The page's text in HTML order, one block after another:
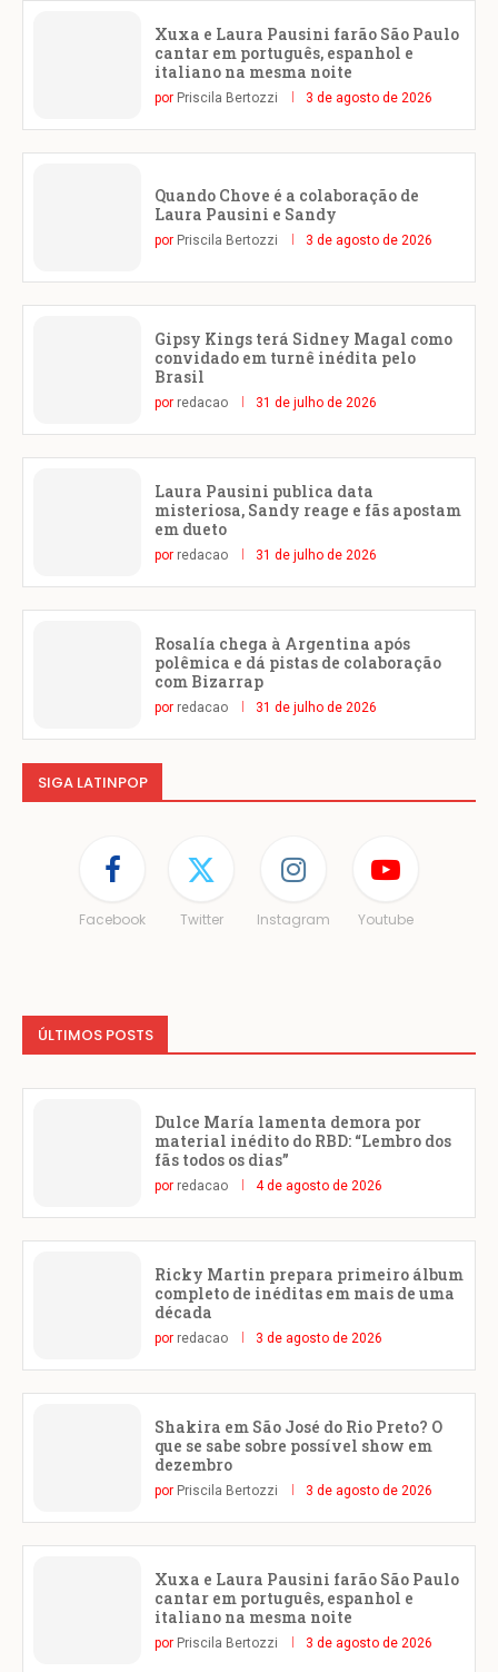
Xuxa e Laura Pausini farão São Paulo
cantar em português, espanhol e
italiano na mesma noite
por Priscila Bertozzi 3 de agosto de 2026
Quando Chove é a colaboração de
Laura Pausini e Sandy
por Priscila Bertozzi 3 de agosto de 2026
Gipsy Kings terá Sidney Magal como
convidado em turnê inédita pelo
Brasil
por redacao 31 de julho de 2026
Laura Pausini publica data
misteriosa, Sandy reage e fãs apostam
em dueto
por redacao 31 de julho de 2026
Rosalía chega à Argentina após
polêmica e dá pistas de colaboração
com Bizarrap
por redacao 31 de julho de 2026
SIGA LATINPOP
Facebook Twitter Instagram Youtube
ÚLTIMOS POSTS
Dulce María lamenta demora por
material inédito do RBD: “Lembro dos
fãs todos os dias”
por redacao 4 de agosto de 2026
Ricky Martin prepara primeiro álbum
completo de inéditas em mais de uma
década
por redacao 3 de agosto de 2026
Shakira em São José do Rio Preto? O
que se sabe sobre possível show em
dezembro
por Priscila Bertozzi 3 de agosto de 2026
Xuxa e Laura Pausini farão São Paulo
cantar em português, espanhol e
italiano na mesma noite
por Priscila Bertozzi 3 de agosto de 2026